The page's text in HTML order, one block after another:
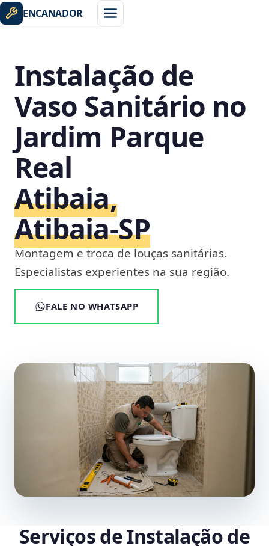
ENCANADOR
Instalação de
Vaso Sanitário no
Jardim Parque
Real
Atibaia,
Atibaia‑SP
Montagem e troca de louças sanitárias.
Especialistas experientes na sua região.
FALE NO WHATSAPP
Serviços de Instalação de